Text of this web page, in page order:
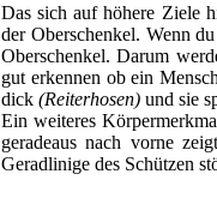
Das sich auf höhere Ziele
der Oberschenkel. Wenn
Oberschenkel. Darum
gut erkennen ob ein
dick (Reiterhosen) und sie
Ein weiteres
geradeaus nach vorne
Geradlinige des Schützen